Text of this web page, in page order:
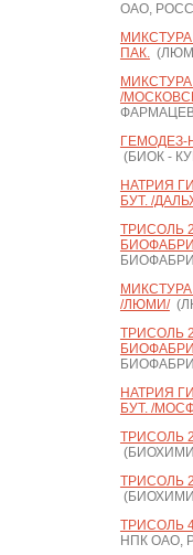
ОАО,
ПАК.
/
ГЕМОДЕЗ-
(БИОК -
НАТРИЯ
БУТ. /
ТРИСОЛЬ
/ЛЮМИ/
ТРИСОЛЬ
НАТРИЯ
БУТ. /
ТРИСОЛЬ
ТРИСОЛЬ
ТРИСОЛЬ
НПК ОАО,